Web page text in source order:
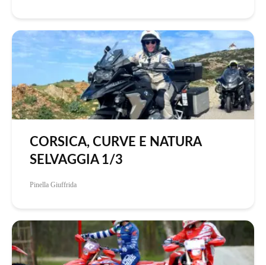
CORSICA, CURVE E NATURA
SELVAGGIA 1/3
Pinella Giuffrida